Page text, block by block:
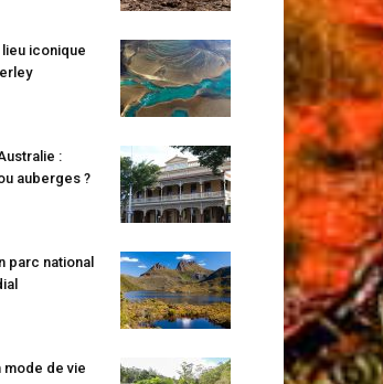
iconique
:
auberges ?
parc national
mode de vie